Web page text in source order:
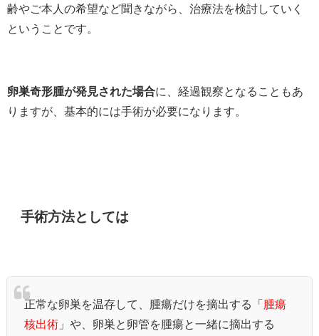
齢やご本人の希望など聞きながら、治療法を検討していく
ということです。
卵巣奇形腫が発見された場合に、経過観察となることもあ
りますが、基本的には手術が必要になります。
手術方法としては
正常な卵巣を温存して、腫瘍だけを摘出する「 腫瘍
核出術 」や、卵巣と卵管を腫瘍と一緒に摘出する